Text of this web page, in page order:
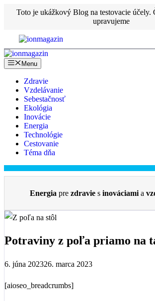
Preskočiť
Toto je ukážkový Blog na testovacie účely.
upravujeme
Menu
Zdravie
Vzdelávanie
Sebestačnosť
Ekológia
Inovácie
Energia
Technológie
Cestovanie
Téma dňa
Energia pre zdravie s inováciami a
Potraviny z poľa priamo na
6. júna 202326. marca 2023
[aioseo_breadcrumbs]